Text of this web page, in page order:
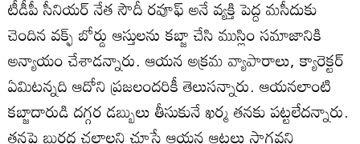
టీడీపీ సీనియర్‌ నేత సౌదీ రవూఫ్‌ అనే వ్యక్తి పెద్ద మసీదుకు
చెందిన వక్ఫ్‌ బోర్డు ఆస్తులను కబ్జా చేసి ముస్లిం సమాజానికి
అన్యాయం చేశాడన్నారు. ఆయన అక్రమ వ్యాపారాలు, క్యారెక్టర్‌
ఏమిటన్నది ఆదోని ప్రజలందరికీ తెలుసన్నారు. ఆయనలాంటి
కబ్జాదారుడి దగ్గర డబ్బులు తీసుకునే ఖర్మ తనకు పట్టలేదన్నారు.
తనపై బురద చల్లాలని చూస్తే ఆయన ఆటలు సాగవని